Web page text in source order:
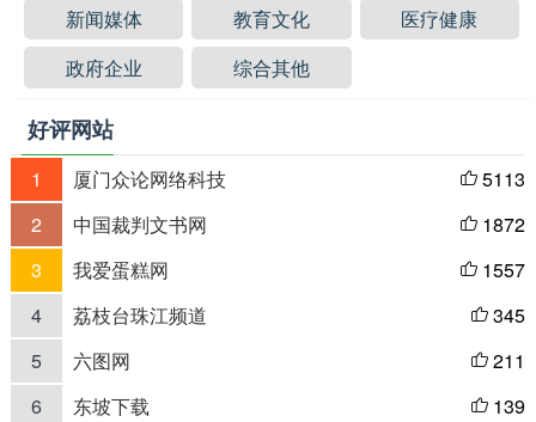
新闻媒体
教育文化
医疗健康
政府企业
综合其他
好评网站
1 厦门众论网络科技  5113
2
中国裁判文书网  1872
3
我爱蛋糕网  1557
4
荔枝台珠江频道  345
5
六图网  211
6
东坡下载  139